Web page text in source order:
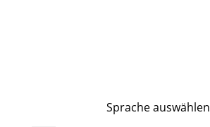
Sprache auswählen